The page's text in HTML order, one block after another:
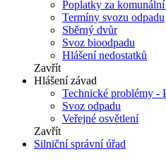
Poplatky za komunální
Termíny svozu odpadu
Sběrný dvůr
Svoz bioodpadu
Hlášení nedostatků
Zavřít
Hlášení závad
Technické problémy -
Svoz odpadu
Veřejné osvětlení
Zavřít
Silniční správní úřad